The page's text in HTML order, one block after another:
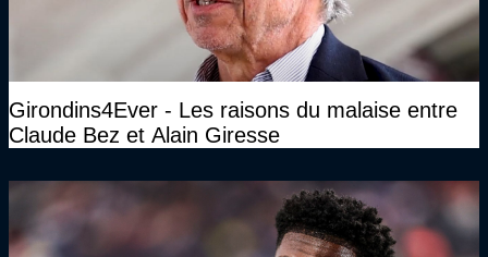
Girondins4Ever - Les raisons du malaise entre
Claude Bez et Alain Giresse